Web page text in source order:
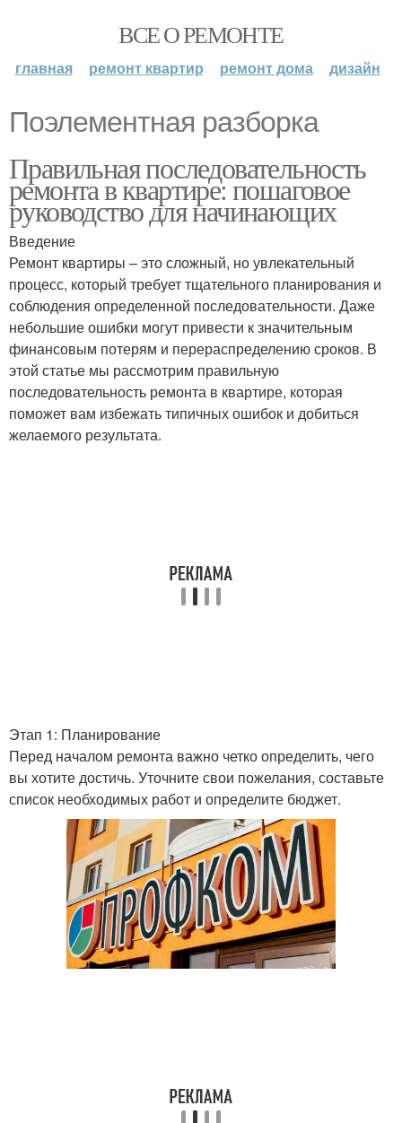
ВСЕ О РЕМОНТЕ
главная ремонт квартир ремонт дома дизайн
Поэлементная разборка
Правильная последовательность
ремонта в квартире: пошаговое
руководство для начинающих
Введение
Ремонт квартиры – это сложный, но увлекательный
процесс, который требует тщательного планирования и
соблюдения определенной последовательности. Даже
небольшие ошибки могут привести к значительным
финансовым потерям и перераспределению сроков. В
этой статье мы рассмотрим правильную
последовательность ремонта в квартире, которая
поможет вам избежать типичных ошибок и добиться
желаемого результата.
Этап 1: Планирование
Перед началом ремонта важно четко определить, чего
вы хотите достичь. Уточните свои пожелания, составьте
список необходимых работ и определите бюджет.